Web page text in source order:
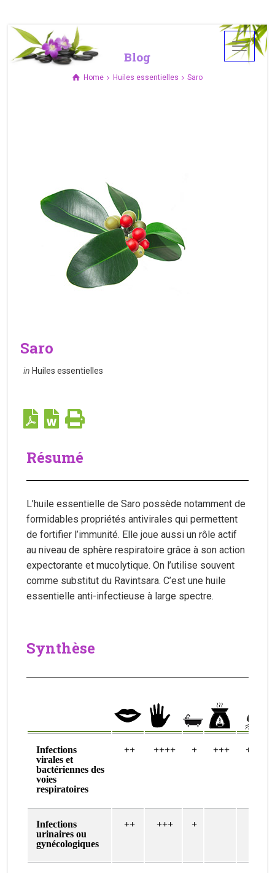
Blog
Home Huiles essentielles Saro
Saro
in Huiles essentielles
Résumé
L’huile essentielle de Saro possède notamment de
formidables propriétés antivirales qui permettent
de fortifier l’immunité. Elle joue aussi un rôle actif
au niveau de sphère respiratoire grâce à son action
expectorante et mucolytique. On l’utilise souvent
comme substitut du Ravintsara. C’est une huile
essentielle anti-infectieuse à large spectre.
Synthèse
Infections
virales et
bactériennes des
voies
respiratoires
++ ++++ + +++ +++
Infections
urinaires ou
gynécologiques
++ +++ +